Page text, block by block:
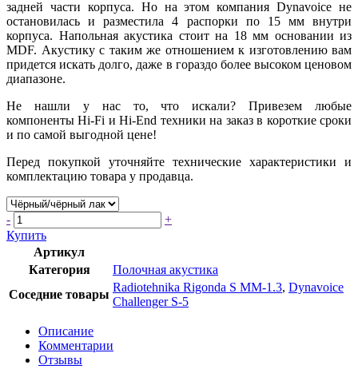
задней части корпуса. Но на этом компания Dynavoice не
остановилась и разместила 4 распорки по 15 мм внутри
корпуса. Напольная акустика стоит на 18 мм основании из
MDF. Акустику с таким же отношением к изготовлению вам
придется искать долго, даже в гораздо более высоком ценовом
диапазоне.
Не нашли у нас то, что искали? Привезем любые
компоненты Hi-Fi и Hi-End техники на заказ в короткие сроки
и по самой выгодной цене!
Перед покупкой уточняйте технические характеристики и
комплектацию товара у продавца.
-
+
Купить
Артикул
Категория
Полочная акустика
Соседние товары
Radiotehnika Rigonda S MM-1.3, Dynavoice
Challenger S-5
Описание
Комментарии
Отзывы